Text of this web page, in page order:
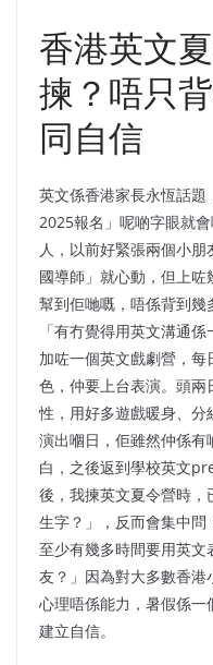
香港英文
揀？唔只
同自信
英文係香港家長永恆話
2025報名」呢啲字眼就
人，以前好緊張兩個小
國導師」就心動，但上
幫到佢哋嘅，唔係背到幾
「有冇覺得用英文溝通
加咗一個英文戲劇營，
色，仲要上台表演。頭
性，用好多遊戲暖身、
演出嗰日，佢雖然仲係
白，之後返到學校英文
後，我揀英文夏令營時
生字？」，反而會集中問
至少有幾多時間要用英
友？」因為對大多數香
心理唔係能力，暑假係
建立自信。